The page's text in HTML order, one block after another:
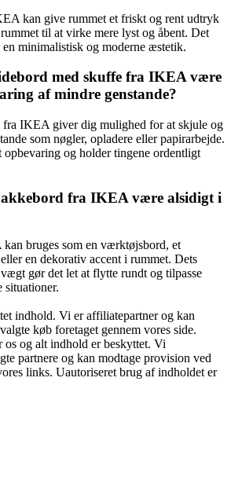
kan give rummet et friskt og rent udtryk
til at virke mere lyst og åbent. Det
minimalistisk og moderne æstetik.
med skuffe fra IKEA være
af mindre genstande?
fra IKEA giver dig mulighed for at skjule og
som nøgler, opladere eller papirarbejde.
og holder tingene ordentligt
fra IKEA være alsidigt i
bruges som en værktøjsbord, et
en dekorativ accent i rummet. Dets
gør det let at flytte rundt og tilpasse
situationer.
indhold. Vi er affiliatepartner og kan
køb foretaget gennem vores side.
og alt indhold er beskyttet. Vi
partnere og kan modtage provision ved
links. Uautoriseret brug af indholdet er